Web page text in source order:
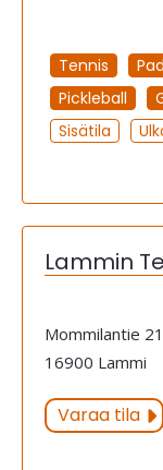
Tennis
Pickleball
Sisätila
Lammin
Mommilantie 21
16900 Lammi
Varaa tila